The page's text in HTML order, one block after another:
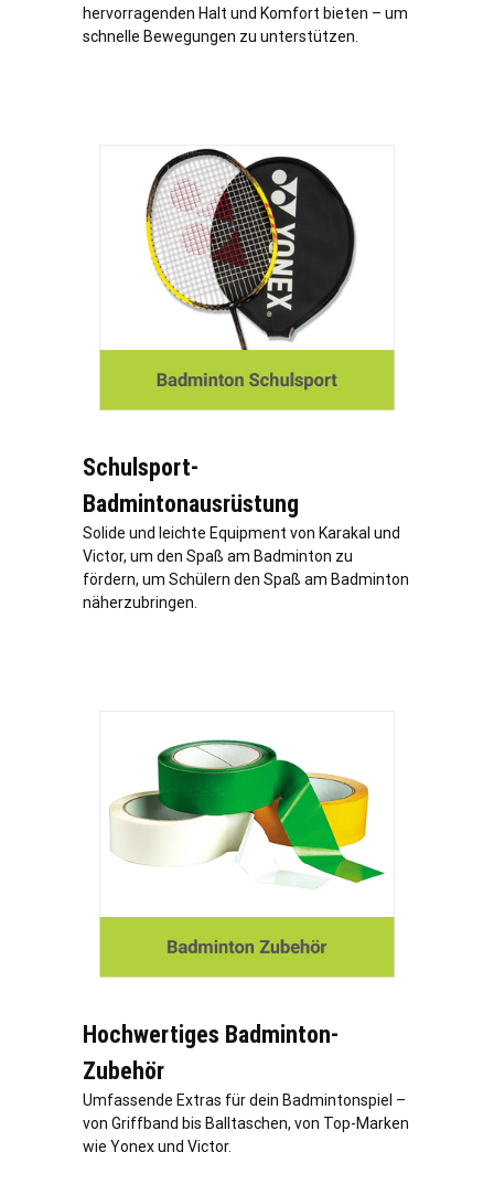
hervorragenden Halt und Komfort bieten – um
schnelle Bewegungen zu unterstützen.
Schulsport-
Badmintonausrüstung
Solide und leichte Equipment von Karakal und
Victor, um den Spaß am Badminton zu
fördern, um Schülern den Spaß am Badminton
näherzubringen.
Hochwertiges Badminton-
Zubehör
Umfassende Extras für dein Badmintonspiel –
von Griffband bis Balltaschen, von Top-Marken
wie Yonex und Victor.